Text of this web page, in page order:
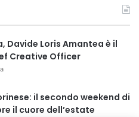
Davide Loris Amantea è il
Creative Officer
il secondo weekend di
il cuore dell’estate